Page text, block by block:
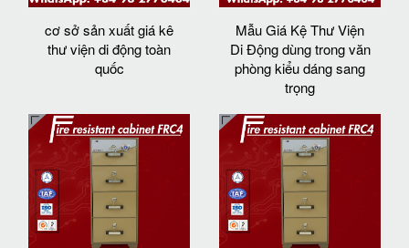
cơ sở sản xuất giá kê
thư viện di động toàn
quốc
Mẫu Giá Kệ Thư Viện
Di Động dùng trong văn
phòng kiểu dáng sang
trọng